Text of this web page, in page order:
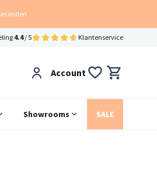
4.4/ 5 Klantenservice
Account
Showrooms SALE